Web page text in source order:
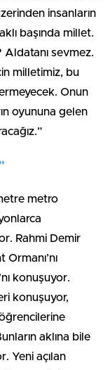
insanların
başında millet.
Aldatanı sevmez.
milletimiz, bu
Onun
oyununa gelen
metro
Rahmi Demir
konuşuyor.
konuşuyor,
aklına bile
Yeni açılan